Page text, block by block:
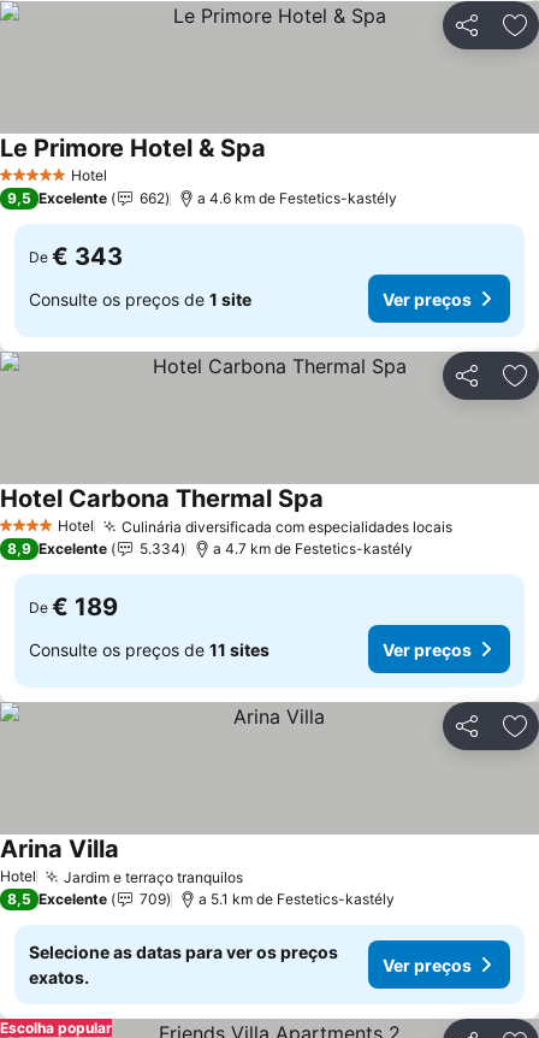
Partilhar
5 Estrelas Hotel
Le Primore Hotel & Spa
9,5 Excelente 662 a 4.6 km de Festetics-kastély
De € 343
Consulte os preços de 1 site Ver preços
Partilhar
4 EstrelasHotel Culinária diversificada com especialidades locais
Hotel Carbona Thermal Spa
8,9 Excelente 5.334 a 4.7 km de Festetics-kastély
De € 189
Consulte os preços de 11 sites Ver preços
Partilhar
Hotel Jardim e terraço tranquilos
Arina Villa
8,5 Excelente 709 a 5.1 km de Festetics-kastély
Selecione as datas para ver os preços
exatos.
Ver preços
Escolha popular